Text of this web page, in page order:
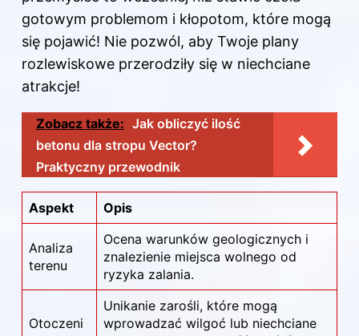
gotowym problemom i kłopotom, które mogą
się pojawić! Nie pozwól, aby Twoje plany
rozlewiskowe przerodziły się w niechciane
atrakcje!
Zobacz także: Jak obliczyć ilość
betonu dla stropu Vector?
Praktyczny przewodnik
Aspekt Opis
Analiza
terenu
Ocena warunków geologicznych i
znalezienie miejsca wolnego od
ryzyka zalania.
Otoczeni
Unikanie zarośli, które mogą
wprowadzać wilgoć lub niechciane